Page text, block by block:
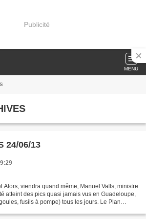
Publicité
MENU
24/06/13
Alors, viendra quand même, Manuel Valls, ministre
atteint des pics quasi jamais vus en Guadeloupe,
fusils à pompe) tous les jours. Le Plan